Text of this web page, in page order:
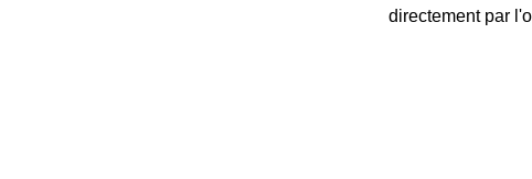
directement par